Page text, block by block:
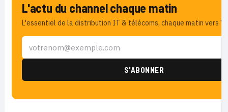
L'actu du channel chaque matin
L'essentiel de la distribution IT & télécoms, chaque matin vers